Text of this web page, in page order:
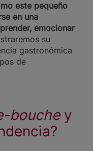
este pequeño
en una
emocionar
su
gastronómica
de
bouchey